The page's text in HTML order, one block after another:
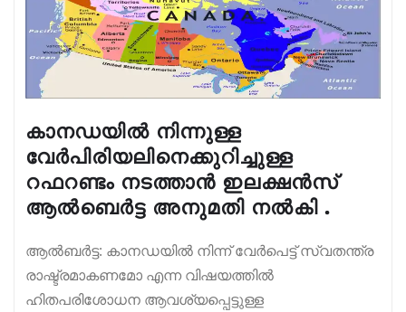
കാനഡയിൽ നിന്നുള്ള
വേർപിരിയലിനെക്കുറിച്ചുള്ള
റഫറണ്ടം നടത്താൻ ഇലക്ഷൻസ്
ആൽബെർട്ട അനുമതി നൽകി .
ആൽബർട്ട: കാനഡയിൽ നിന്ന് വേർപെട്ട് സ്വതന്ത്ര
രാഷ്ട്രമാകണമോ എന്ന വിഷയത്തിൽ
ഹിതപരിശോധന ആവശ്യപ്പെട്ടുള്ള